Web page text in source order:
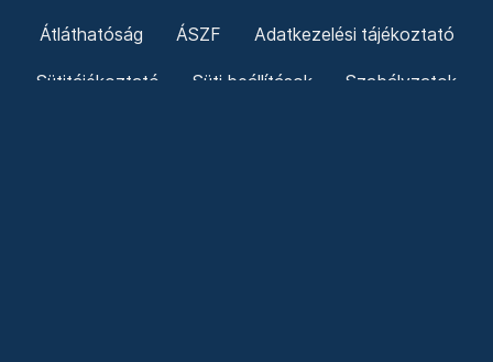
Átláthatóság ÁSZF Adatkezelési tájékoztató
Sütitájékoztató Süti beállítások Szabályzatok